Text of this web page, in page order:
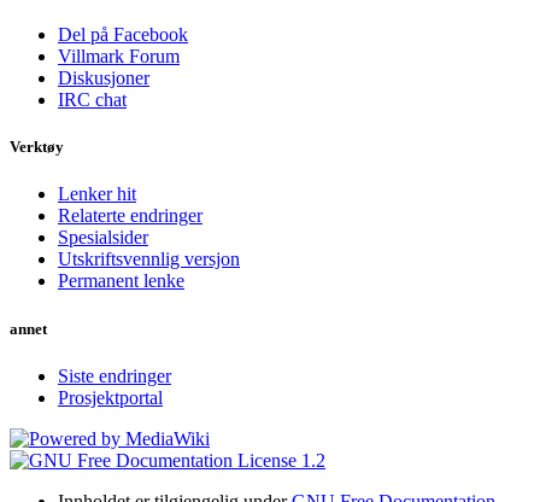
Del på Facebook
Villmark Forum
Diskusjoner
IRC chat
Verktøy
Lenker hit
Relaterte endringer
Spesialsider
Utskriftsvennlig versjon
Permanent lenke
annet
Siste endringer
Prosjektportal